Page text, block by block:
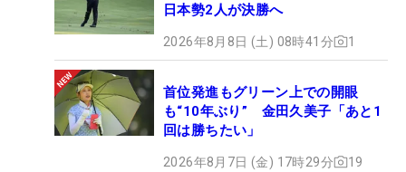
日本勢2人が決勝へ
2026年8月8日 (土) 08時41分 1
首位発進もグリーン上での開眼
も“10年ぶり” 金田久美子「あと1
回は勝ちたい」
2026年8月7日 (金) 17時29分 19